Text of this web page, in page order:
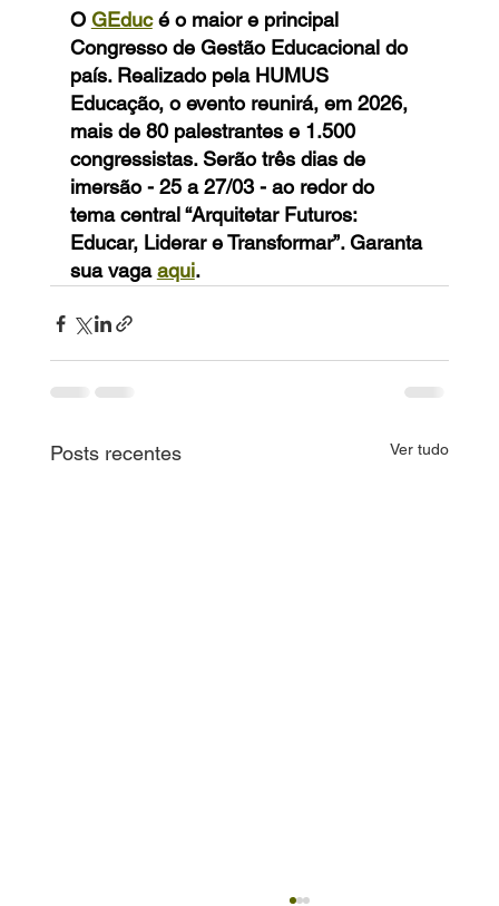
O GEduc é o maior e principal
Congresso de Gestão Educacional do
país. Realizado pela HUMUS
Educação, o evento reunirá, em 2026,
mais de 80 palestrantes e 1.500
congressistas. Serão três dias de
imersão - 25 a 27/03 - ao redor do
tema central “Arquitetar Futuros:
Educar, Liderar e Transformar”. Garanta
sua vaga aqui.
Posts recentes Ver tudo